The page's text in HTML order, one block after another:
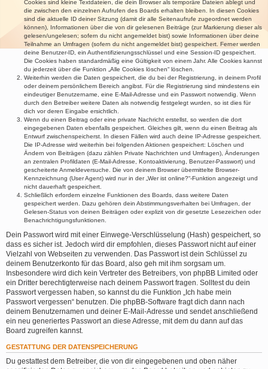
Cookies sind kleine Textdateien, die dein Browser als temporäre Dateien ablegt und
die zwischen den einzelnen Aufrufen des Boards erhalten bleiben. In diesen Cookies
sind die aktuelle ID deiner Sitzung (damit dir alle Seitenaufrufe zugeordnet werden
können), Informationen über die von dir gelesenen Beiträge (zur Markierung dieser als
gelesen/ungelesen; sofern du nicht angemeldet bist) sowie Informationen über deine
Teilnahme an Umfragen (sofern du nicht angemeldet bist) gespeichert. Ferner werden
deine Benutzer-ID, ein Authentifizierungsschlüssel und eine Session-ID gespeichert.
Die Cookies haben standardmäßig eine Gültigkeit von einem Jahr. Alle Cookies kannst
du jederzeit über die Funktion „Alle Cookies löschen“ löschen.
Weiterhin werden die Daten gespeichert, die du bei der Registrierung, in deinem Profil
oder deinem persönlichem Bereich angibst. Für die Registrierung sind mindestens ein
eindeutiger Benutzername, eine E-Mail-Adresse und ein Passwort notwendig. Wenn
durch den Betreiber weitere Daten als notwendig festgelegt wurden, so ist dies für
dich vor deren Eingabe ersichtlich.
Wenn du einen Beitrag oder eine private Nachricht erstellst, so werden die dort
eingegebenen Daten ebenfalls gespeichert. Gleiches gilt, wenn du einen Beitrag als
Entwurf zwischenspeicherst. In diesen Fällen wird auch deine IP-Adresse gespeichert.
Die IP-Adresse wird weiterhin bei folgenden Aktionen gespeichert: Löschen und
Ändern von Beiträgen (dazu zählen Private Nachrichten und Umfragen), Änderungen
an zentralen Profildaten (E-Mail-Adresse, Kontoaktivierung, Benutzer-Passwort) und
gescheiterte Anmeldeversuche. Die von deinem Browser übermittelte Browser-
Kennzeichnung (User Agent) wird nur in der „Wer ist online?“-Funktion angezeigt und
nicht dauerhaft gespeichert.
Schließlich erfordern einzelne Funktionen des Boards, dass weitere Daten
gespeichert werden. Dazu gehören dein Abstimmungsverhalten bei Umfragen, der
Gelesen-Status von deinen Beiträgen oder explizit von dir gesetzte Lesezeichen oder
Benachrichtigungsfunktionen.
Dein Passwort wird mit einer Einwege-Verschlüsselung (Hash) gespeichert, so
dass es sicher ist. Jedoch wird dir empfohlen, dieses Passwort nicht auf einer
Vielzahl von Webseiten zu verwenden. Das Passwort ist dein Schlüssel zu
deinem Benutzerkonto für das Board, also geh mit ihm sorgsam um.
Insbesondere wird dich kein Vertreter des Betreibers, von phpBB Limited oder
ein Dritter berechtigterweise nach deinem Passwort fragen. Solltest du dein
Passwort vergessen haben, so kannst du die Funktion „Ich habe mein
Passwort vergessen“ benutzen. Die phpBB-Software fragt dich dann nach
deinem Benutzernamen und deiner E-Mail-Adresse und sendet anschließend
ein neu generiertes Passwort an diese Adresse, mit dem du dann auf das
Board zugreifen kannst.
GESTATTUNG DER DATENSPEICHERUNG
Du gestattest dem Betreiber, die von dir eingegebenen und oben näher